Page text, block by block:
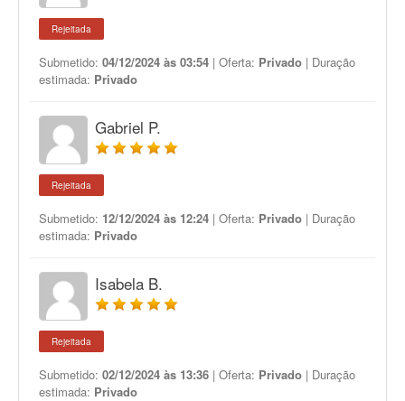
Rejeitada
Submetido: 04/12/2024 às 03:54 | Oferta: Privado | Duração
estimada: Privado
Gabriel P.
Rejeitada
Submetido: 12/12/2024 às 12:24 | Oferta: Privado | Duração
estimada: Privado
Isabela B.
Rejeitada
Submetido: 02/12/2024 às 13:36 | Oferta: Privado | Duração
estimada: Privado